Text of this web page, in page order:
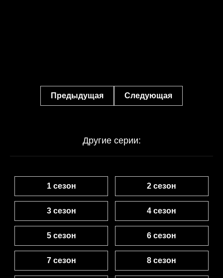
Предыдущая Следующая
Другие серии:
1 сезон 2 сезон
3 сезон 4 сезон
5 сезон 6 сезон
7 сезон 8 сезон